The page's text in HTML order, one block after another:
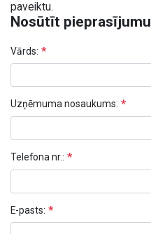
paveiktu.
Nosūtīt pieprasījumu
Vārds:
Uzņēmuma nosaukums:
Telefona nr.:
E-pasts: